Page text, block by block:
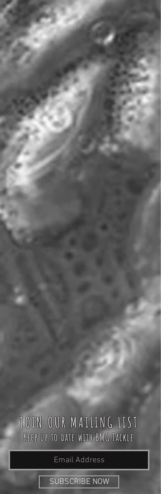
JOIN OUR MAILING LIST
Keep up to date with BMG Tackle
SUBSCRIBE NOW